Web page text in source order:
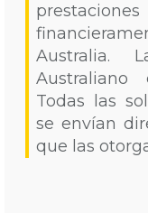
Australia.
Australiano
Todas las
se envían
que las